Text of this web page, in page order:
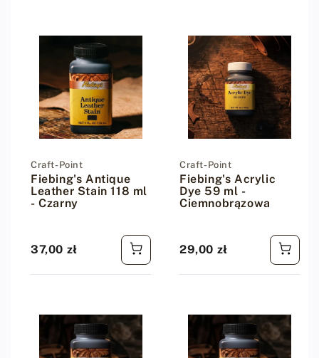
Dostawca:
Craft-Point
Fiebing's Antique
Leather Stain 118 ml
- Czarny
Cena regularna
37,00 zł
Dostawca:
Craft-Point
Fiebing's Acrylic
Dye 59 ml -
Ciemnobrązowa
Cena regularna
29,00 zł